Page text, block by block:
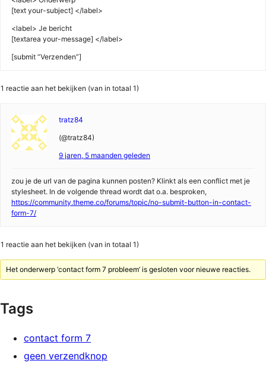
[text your-subject] </label>
<label> Je bericht
[textarea your-message] </label>
[submit “Verzenden”]
1 reactie aan het bekijken (van in totaal 1)
tratz84
(@tratz84)
9 jaren, 5 maanden geleden
zou je de url van de pagina kunnen posten? Klinkt als een conflict met je
stylesheet. In de volgende thread wordt dat o.a. besproken,
https://community.theme.co/forums/topic/no-submit-button-in-contact-
form-7/
1 reactie aan het bekijken (van in totaal 1)
Het onderwerp ‘contact form 7 probleem’ is gesloten voor nieuwe reacties.
Tags
contact form 7
geen verzendknop